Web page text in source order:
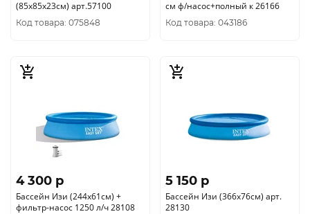
(85х85х23см) арт.57100
Код товара: 075848
см ф/насос+полный к 26166
Код товара: 043186
4 300 p
Бассейн Изи (244х61см) +
фильтр-насос 1250 л/ч 28108
5 150 p
Бассейн Изи (366х76см) арт.
28130